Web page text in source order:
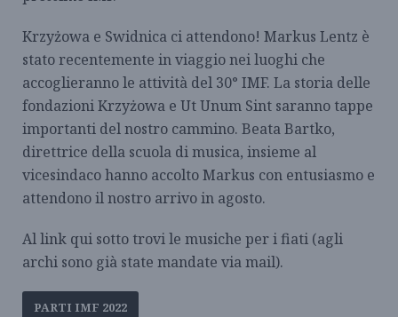
Krzyżowa e Swidnica ci attendono! Markus Lentz è
stato recentemente in viaggio nei luoghi che
accoglieranno le attività del 30° IMF. La storia delle
fondazioni Krzyżowa e Ut Unum Sint saranno tappe
importanti del nostro cammino. Beata Bartko,
direttrice della scuola di musica, insieme al
vicesindaco hanno accolto Markus con entusiasmo e
attendono il nostro arrivo in agosto.
Al link qui sotto trovi le musiche per i fiati (agli
archi sono già state mandate via mail).
PARTI IMF 2022